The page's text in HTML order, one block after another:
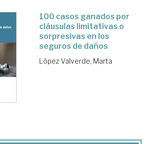
100 casos ganados por
cláusulas limitativas o
sorpresivas en los
seguros de daños
López Valverde, Marta